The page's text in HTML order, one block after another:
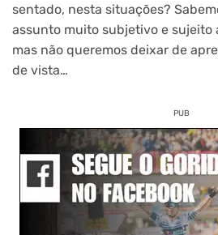
sentado, nesta situações?
assunto muito subjetivo e sujeito
mas não queremos deixar de
de vista…
PUB